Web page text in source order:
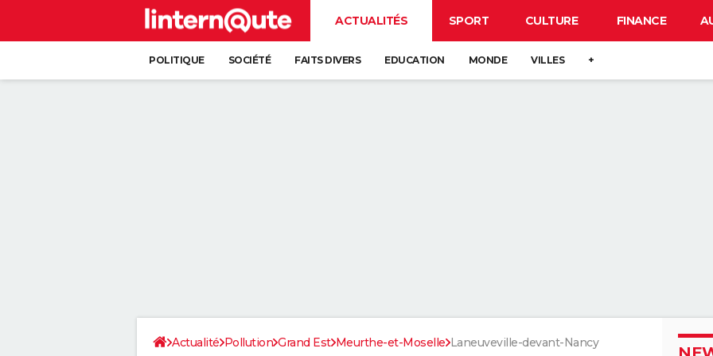
ACTUALITÉS SPORT CULTURE FINANCE
POLITIQUE SOCIÉTÉ FAITS DIVERS EDUCATION MONDE VILLES +
Actualité Pollution Grand Est Meurthe-et-Moselle Laneuveville-devant-Nancy